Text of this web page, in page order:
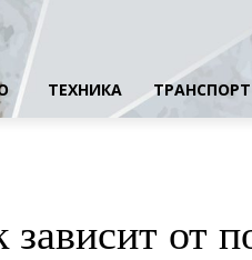
ТЕХНИКА ТРАНСПОРТ
от